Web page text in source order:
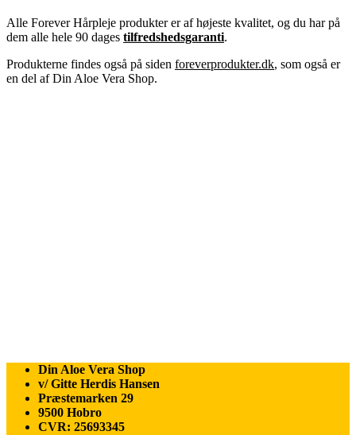
Alle Forever Hårpleje produkter er af højeste kvalitet, og du har på
dem alle hele 90 dages tilfredshedsgaranti.
Produkterne findes også på siden foreverprodukter.dk, som også er
en del af Din Aloe Vera Shop.
Din Aloe Vera Shop
v/ Gitte Herdis Hansen
Præstemarken 29
9500 Hobro
CVR: 25693345